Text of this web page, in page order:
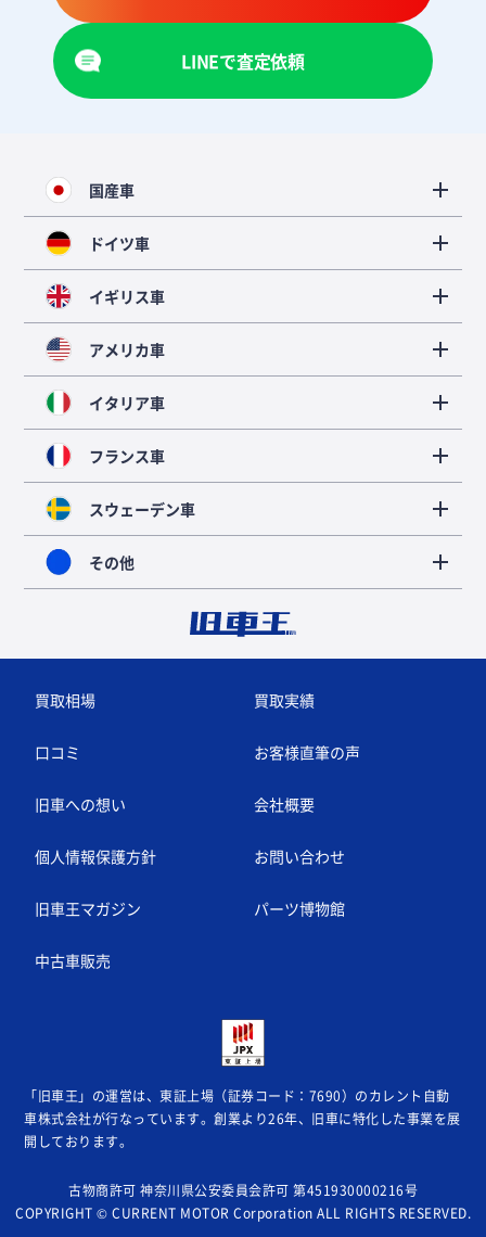
LINEで査定依頼
国産車
ドイツ車
イギリス車
アメリカ車
イタリア車
フランス車
スウェーデン車
その他
買取相場 買取実績
口コミ お客様直筆の声
旧車への想い 会社概要
個人情報保護方針 お問い合わせ
旧車王マガジン パーツ博物館
中古車販売
「旧車王」の運営は、東証上場（証券コード：7690）のカレント自動
車株式会社が行なっています。創業より26年、旧車に特化した事業を展
開しております。
古物商許可 神奈川県公安委員会許可 第451930000216号
COPYRIGHT © CURRENT MOTOR Corporation ALL RIGHTS RESERVED.